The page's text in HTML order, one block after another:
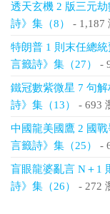
透天玄機 2 版三元
詩》集（8）
- 1,187
特朗普 1 則末任總統
言籤詩》集（27）
-
鐵冠數紫微星 7 句
詩》集（13）
- 693
中國龍美國鷹 2 國戰
言籤詩》集（25）
-
盲眼龍婆亂言 N＋1
詩》集（26）
- 272